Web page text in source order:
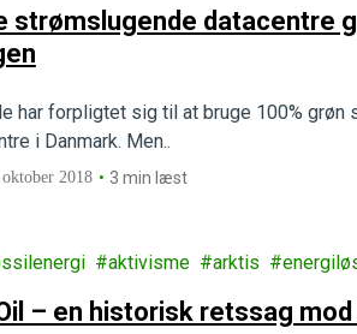
strømslugende datacentre
har forpligtet sig til at bruge 100%
i Danmark. Men..
2018 3 min læst
aktivisme arktis
– en historisk retssag